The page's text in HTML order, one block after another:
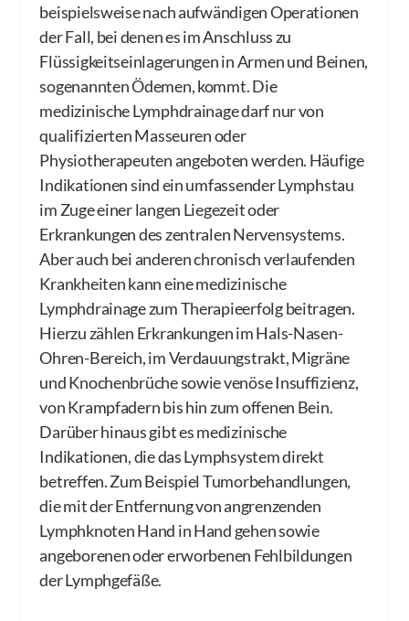
beispielsweise nach aufwändigen Operationen
der Fall, bei denen es im Anschluss zu
Flüssigkeitseinlagerungen in Armen und Beinen,
sogenannten Ödemen, kommt. Die
medizinische Lymphdrainage darf nur von
qualifizierten Masseuren oder
Physiotherapeuten angeboten werden. Häufige
Indikationen sind ein umfassender Lymphstau
im Zuge einer langen Liegezeit oder
Erkrankungen des zentralen Nervensystems.
Aber auch bei anderen chronisch verlaufenden
Krankheiten kann eine medizinische
Lymphdrainage zum Therapieerfolg beitragen.
Hierzu zählen Erkrankungen im Hals-Nasen-
Ohren-Bereich, im Verdauungstrakt, Migräne
und Knochenbrüche sowie venöse Insuffizienz,
von Krampfadern bis hin zum offenen Bein.
Darüber hinaus gibt es medizinische
Indikationen, die das Lymphsystem direkt
betreffen. Zum Beispiel Tumorbehandlungen,
die mit der Entfernung von angrenzenden
Lymphknoten Hand in Hand gehen sowie
angeborenen oder erworbenen Fehlbildungen
der Lymphgefäße.